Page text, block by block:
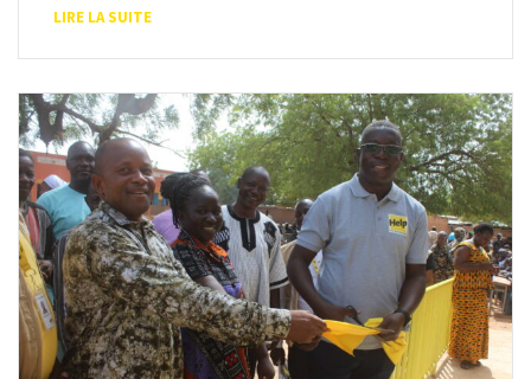
LIRE LA SUITE